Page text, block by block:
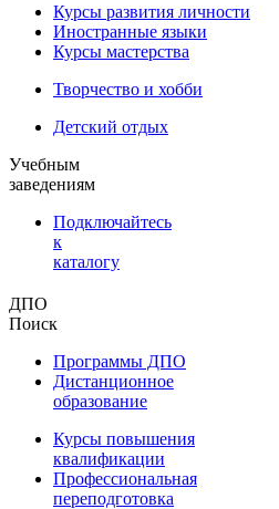
Курсы развития личности
Иностранные языки
Курсы мастерства
Творчество и хобби
Детский отдых
Учебным
заведениям
Подключайтесь
к
каталогу
ДПО
Поиск
Программы ДПО
Дистанционное
образование
Курсы повышения
квалификации
Профессиональная
переподготовка